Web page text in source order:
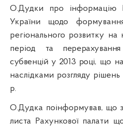
О.Дудки про інформацію
України щодо
регіонального розвитку
період та
субвенцій у 2013 році, що
наслідками розгляду рішень
р.
О.Дудка поінформував, що
листа Рахункової палати